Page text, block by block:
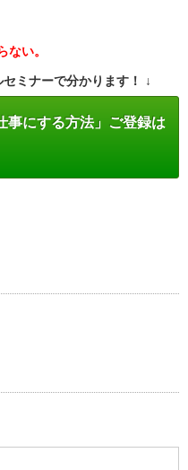
ない。
ミナーで分かります！ ↓
事にする方法」ご登録は